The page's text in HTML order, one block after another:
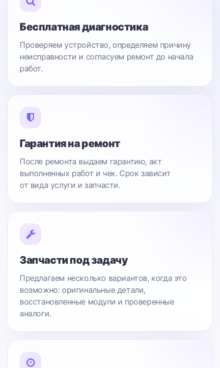
Бесплатная диагностика
Проверяем устройство, определяем причину
неисправности и согласуем ремонт до начала
работ.
Гарантия на ремонт
После ремонта выдаем гарантию, акт
выполненных работ и чек. Срок зависит
от вида услуги и запчасти.
Запчасти под задачу
Предлагаем несколько вариантов, когда это
возможно: оригинальные детали,
восстановленные модули и проверенные
аналоги.